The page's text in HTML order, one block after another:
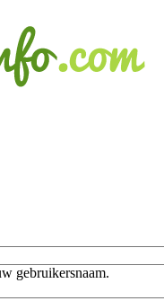
gebruikersnaam.